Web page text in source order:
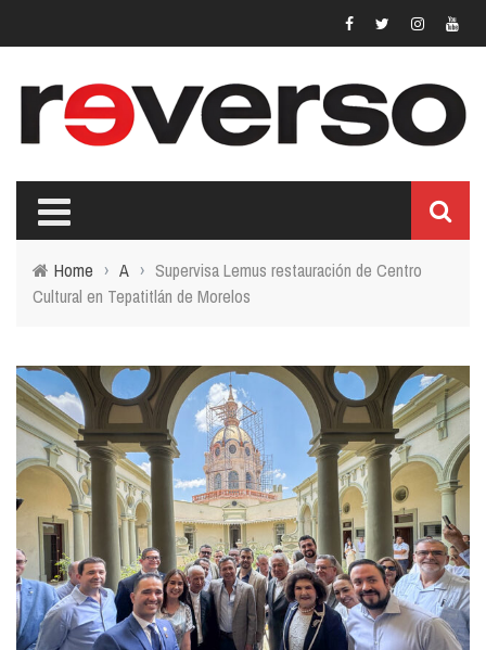
Home › A › Supervisa Lemus restauración de Centro
Cultural en Tepatitlán de Morelos